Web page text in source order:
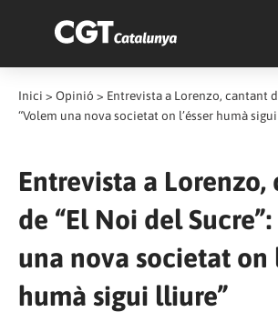
Inici > Opinió > Entrevista a Lorenzo, cantant
“Volem una nova societat on l’ésser humà
Entrevista a Lorenzo,
de “El Noi del
una nova societat on
humà sigui lliure”